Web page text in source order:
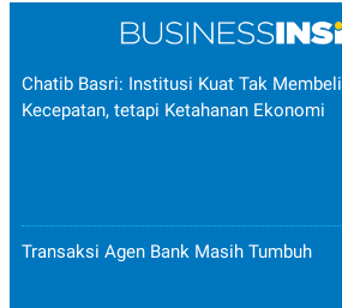
Chatib Basri: Institusi Kuat Tak Membeli
Kecepatan, tetapi Ketahanan Ekonomi
Transaksi Agen Bank Masih Tumbuh